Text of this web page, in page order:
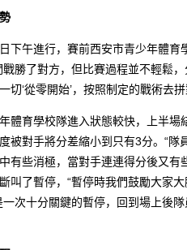
午進行，賽前西安市青少年體育
戰勝了對方，但比賽過程並不輕鬆
切‘從零開始’，按照制定的戰術去
育學校隊進入狀態較快，上半場
被對手將分差縮小到只有3分。“隊
有些消極，當對手連連得分後又有
叫了暫停，“暫停時我們鼓勵大家
次十分關鍵的暫停，回到場上後